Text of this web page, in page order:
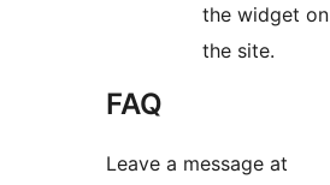
the widget on
the site.
FAQ
Leave a message at